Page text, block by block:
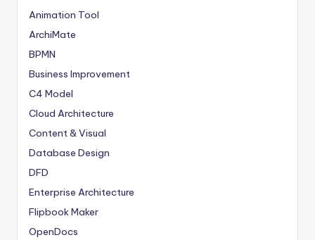
Animation Tool
ArchiMate
BPMN
Business Improvement
C4 Model
Cloud Architecture
Content & Visual
Database Design
DFD
Enterprise Architecture
Flipbook Maker
OpenDocs